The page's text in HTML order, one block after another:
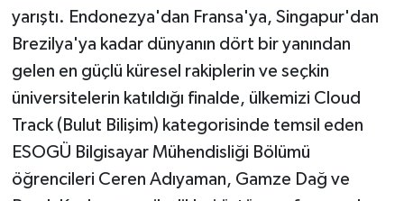
yarıştı. Endonezya'dan Fransa'ya, Singapur'dan
Brezilya'ya kadar dünyanın dört bir yanından
gelen en güçlü küresel rakiplerin ve seçkin
üniversitelerin katıldığı finalde, ülkemizi Cloud
Track (Bulut Bilişim) kategorisinde temsil eden
ESOGÜ Bilgisayar Mühendisliği Bölümü
öğrencileri Ceren Adıyaman, Gamze Dağ ve
Turizm
ÜLKE GÜNDEMİ
YAŞAM